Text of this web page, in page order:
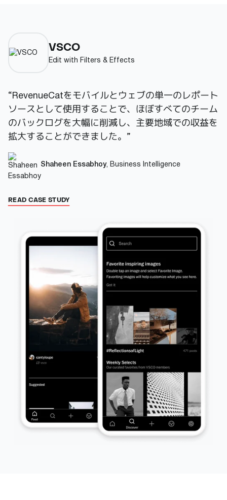
VSCO
Edit with Filters & Effects
“RevenueCatをモバイルとウェブの単一のレポート
ソースとして使用することで、ほぼすべてのチーム
のバックログを大幅に削減し、主要地域での収益を
拡大することができました。”
Shaheen Essabhoy, Business Intelligence
READ CASE STUDY